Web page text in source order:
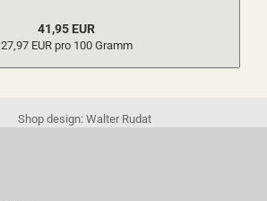
41,95 EUR
27,97 EUR pro 100 Gramm
Shop design: Walter Rudat